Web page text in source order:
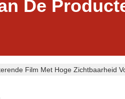
De
Film Met Hoge Zichtbaarheid